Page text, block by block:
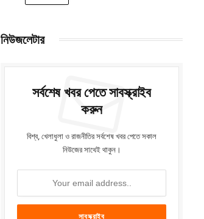
নিউজলেটার
সর্বশেষ খবর পেতে সাবস্ক্রাইব
করুন
বিশ্ব, খেলাধুলা ও রাজনীতির সর্বশেষ খবর পেতে সকাল
নিউজের সাথেই থাকুন।